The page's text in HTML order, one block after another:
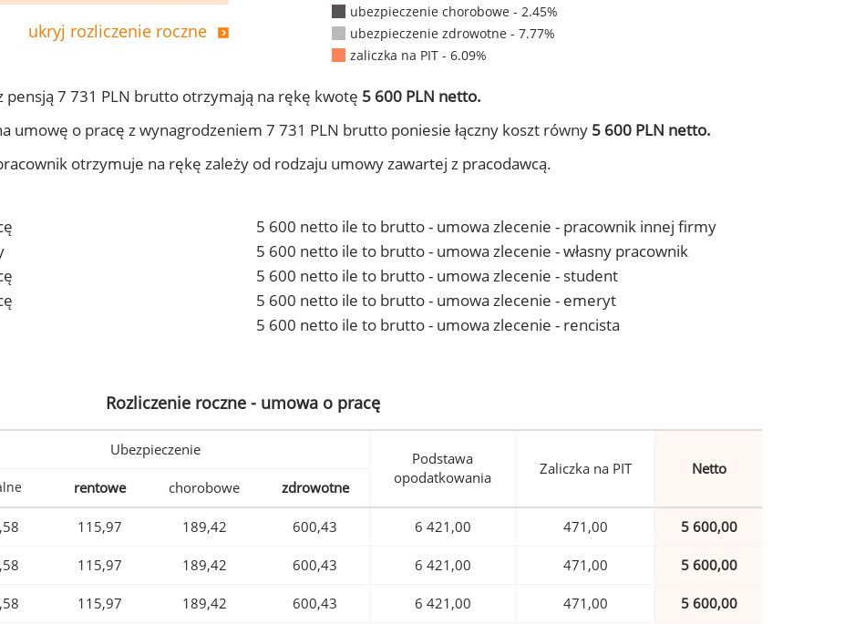
ukryj rozliczenie roczne
ubezpieczenie chorobowe - 2.45%
ubezpieczenie zdrowotne - 7.77%
zaliczka na PIT - 6.09%
7 731 PLN brutto otrzymają na rękę kwotę 5 600 PLN netto.
umowę o pracę z wynagrodzeniem 7 731 PLN brutto poniesie łączny koszt równy 5 600 PLN netto.
otrzymuje na rękę zależy od rodzaju umowy zawartej z pracodawcą.
5 600 netto ile to brutto - umowa zlecenie - pracownik innej firmy
5 600 netto ile to brutto - umowa zlecenie - własny pracownik
5 600 netto ile to brutto - umowa zlecenie - student
5 600 netto ile to brutto - umowa zlecenie - emeryt
5 600 netto ile to brutto - umowa zlecenie - rencista
Rozliczenie roczne - umowa o pracę
Ubezpieczenie
Podstawa
opodatkowania
Zaliczka na PIT Netto
rentowe chorobowe zdrowotne
115,97 189,42 600,43 6 421,00 471,00 5 600,00
115,97 189,42 600,43 6 421,00 471,00 5 600,00
115,97 189,42 600,43 6 421,00 471,00 5 600,00